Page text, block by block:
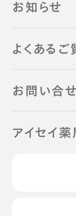
お知らせ
よくあるご
お問い合せ
アイセイ